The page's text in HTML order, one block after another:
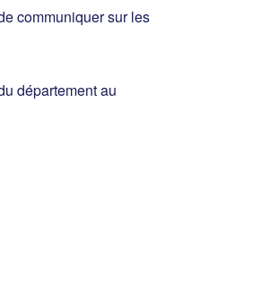
communiquer sur les
département au